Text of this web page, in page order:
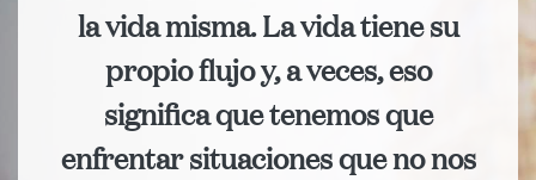
la vida misma. La vida tiene su
propio flujo y, a veces, eso
significa que tenemos que
enfrentar situaciones que no nos